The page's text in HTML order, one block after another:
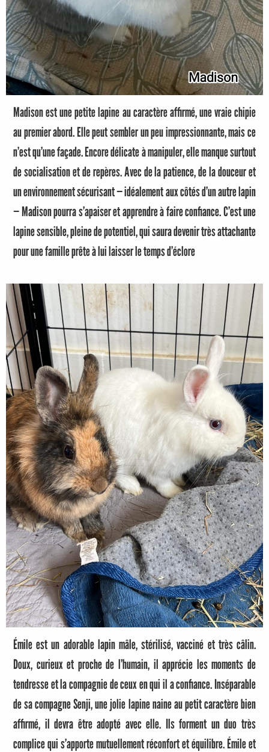
Madison est une petite lapine au caractère affirmé, une vraie chipie
au premier abord. Elle peut sembler un peu impressionnante, mais ce
n’est qu’une façade. Encore délicate à manipuler, elle manque surtout
de socialisation et de repères. Avec de la patience, de la douceur et
un environnement sécurisant — idéalement aux côtés d’un autre lapin
— Madison pourra s’apaiser et apprendre à faire confiance. C’est une
lapine sensible, pleine de potentiel, qui saura devenir très attachante
pour une famille prête à lui laisser le temps d’éclore
Émile est un adorable lapin mâle, stérilisé, vacciné et très câlin.
Doux, curieux et proche de l’humain, il apprécie les moments de
tendresse et la compagnie de ceux en qui il a confiance. Inséparable
de sa compagne Senji, une jolie lapine naine au petit caractère bien
affirmé, il devra être adopté avec elle. Ils forment un duo très
complice qui s’apporte mutuellement réconfort et équilibre. Émile et